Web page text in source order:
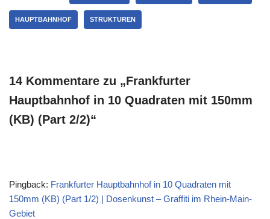
HAUPTBAHNHOF STRUKTUREN
14 Kommentare zu „Frankfurter
Hauptbahnhof in 10 Quadraten mit 150mm
(KB) (Part 2/2)“
Pingback: Frankfurter Hauptbahnhof in 10 Quadraten mit
150mm (KB) (Part 1/2) | Dosenkunst – Graffiti im Rhein-Main-
Gebiet